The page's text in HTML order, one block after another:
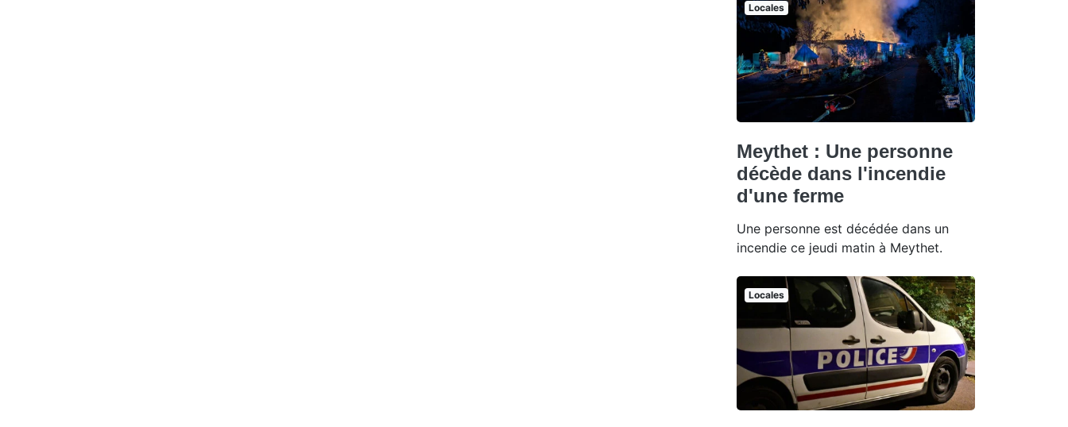
Locales
Meythet : Une personne
décède dans l'incendie
d'une ferme
Une personne est décédée dans un
incendie ce jeudi matin à Meythet.
Locales